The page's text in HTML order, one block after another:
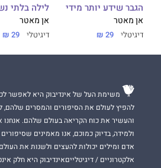
הגבר שידע יותר מידי
אן מאטר
דיגיטלי 29 ₪
לילה בלתי
אן מאטר
דיגיטלי 29 ₪
משימת העל של אינדיבוק היא לאפשר
להפיץ לעולם את הסיפורים והמסרים שלהם,
והעשיר את כוח הקריאה בעולם שלהם. אנחנו
ולמידה, בדיוק כמוכם, אנו מאמינים
אדם ומילים יכולות להעצים ולשנות את
אלקטרוניים / דיגיטלייםאינדיבוק היא חלק